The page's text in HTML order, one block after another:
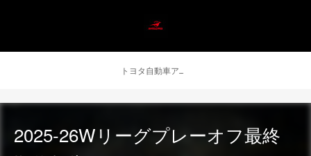
トヨタ自動車アンテロープス公式 ニュース
2025-26Wリーグプレーオフ最終